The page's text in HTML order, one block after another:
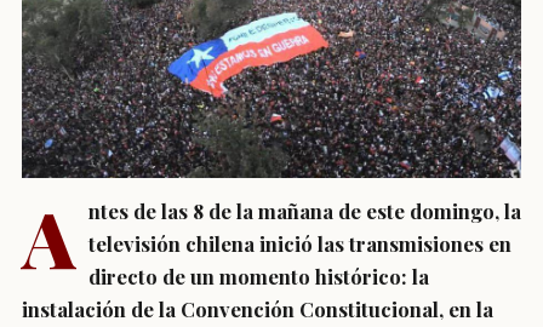
A ntes de las 8 de la mañana de este domingo, la
televisión chilena inició las transmisiones en
directo de un momento histórico: la
instalación de la Convención Constitucional, en la